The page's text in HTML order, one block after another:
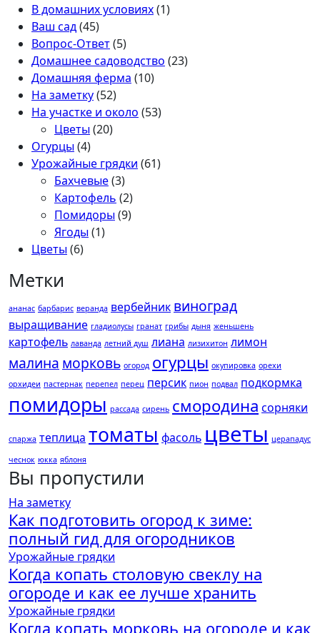
В домашних условиях(1)
Ваш сад(45)
Вопрос-Ответ(5)
Домашнее садоводство (23)
Домашняя ферма (10)
На заметку(52)
На участке и около (53)
Цветы(20)
Огурцы(4)
Урожайные грядки (61)
Бахчевые(3)
Картофель (2)
Помидоры(9)
Ягоды(1)
Цветы(6)
Метки
ананас барбарис веранда вербейник виноград
выращивание гладиолусы гранат грибы дыня женьшень
картофель лаванда летний душ лиана лизихитон лимон
малина морковь огород огурцы окупировка орехи
орхидеи пастернак перепел перец персик пион подвал подкормка
помидоры рассада сирень смородина сорняки
спаржа теплица томаты фасоль цветы церападус
чеснок юкка яблоня
Вы пропустили
На заметку
Как подготовить огород к зиме:
полный гид для огородников
Урожайные грядки
Когда копать столовую свеклу на
огороде и как ее лучше хранить
Урожайные грядки
Когда копать морковь на огороде и как